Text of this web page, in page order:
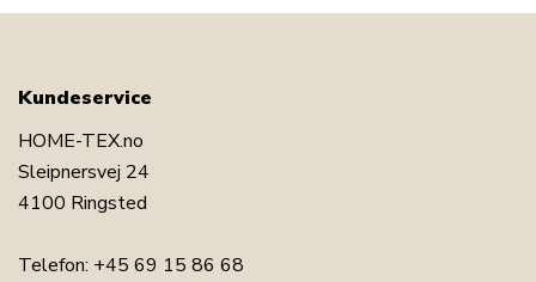
Kundeservice
HOME-TEX.no
Sleipnersvej 24
4100 Ringsted
Telefon: +45 69 15 86 68